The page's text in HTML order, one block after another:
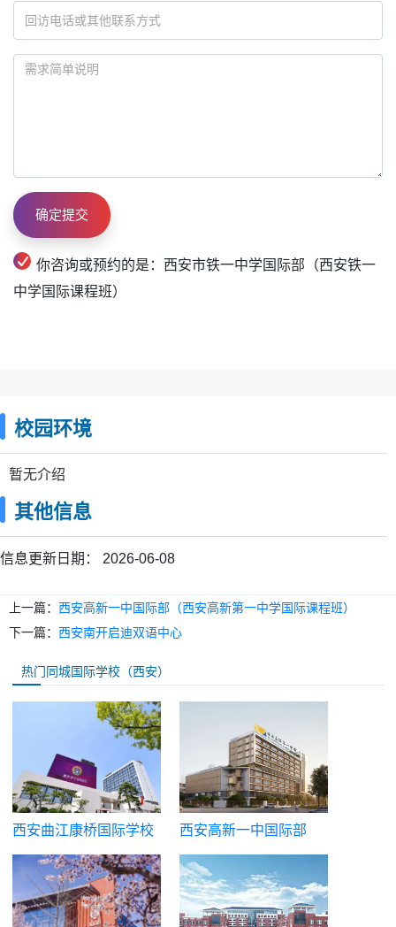
你咨询或预约的是：西安市铁一中学国际部（西安铁一
中学国际课程班）
校园环境
暂无介绍
其他信息
信息更新日期： 2026-06-08
上一篇： 西安高新一中国际部（西安高新第一中学国际课程班）
下一篇： 西安南开启迪双语中心
热门同城国际学校（西安）
西安曲江康桥国际学校
西安高新一中国际部
（西安高新第一中学国
际课程班）